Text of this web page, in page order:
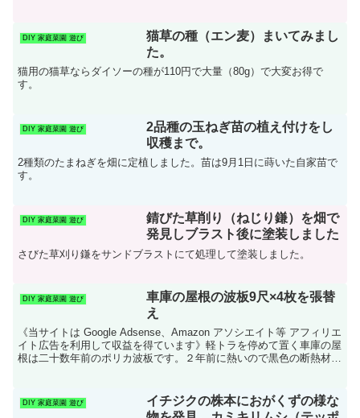
DIY 家庭菜園 遊び
猫草の種（エン麦）まいてみまし
た。
猫用の猫草ならダイソーの種が110円で大量（80g）で大変お得で
す。
DIY 家庭菜園 遊び
2品種の玉ねぎ苗の植え付けをし
収穫まで。
2種類のたまねぎを畑に定植しました。苗は9月1日に蒔いた自家苗で
す。
DIY 家庭菜園 遊び
錆びた草削り（ねじり鎌）を畑で
発見しブラスト後に塗装しました
さびた草刈り鎌をサンドブラストにて処理して塗装しました。
DIY 家庭菜園 遊び
車庫の屋根の波板9尺×4枚を張替
え
《当サイトは Google Adsense、Amazon アソシエイト等 アフィリエ
イト広告を利用して収益を得ています》軽トラを停めて置く車庫の屋
根は二十数年前のポリカ波板です。２年前に熱いので黒色の断熱材を
DIY 家庭菜園 遊び
イチジクの株本におがくずの様な